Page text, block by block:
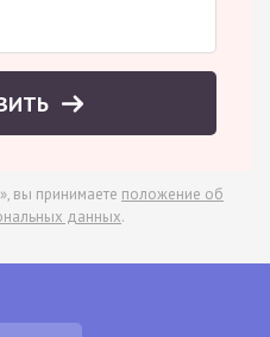
вы принимаете положение об
данных.